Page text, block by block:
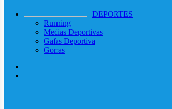
DEPORTES
Running
Medias Deportivas
Gafas Deportiva
Gorras